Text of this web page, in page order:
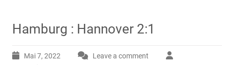
Hamburg : Hannover 2:1
Mai 7, 2022
Leave a comment